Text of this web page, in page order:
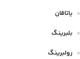
یاتاقان
بلبرینگ
رولبرینگ